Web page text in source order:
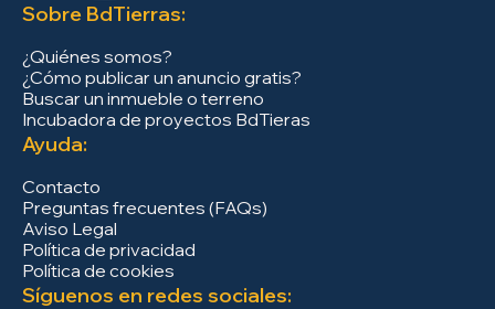
Sobre BdTierras:
¿Quiénes somos?
¿Cómo publicar un anuncio gratis?
Buscar un inmueble o terreno
Incubadora de proyectos BdTieras
Ayuda:
Contacto
Preguntas frecuentes (FAQs)
Aviso Legal
Política de privacidad
Política de cookies
Síguenos en redes sociales: